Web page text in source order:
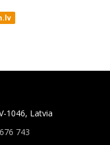
1046, Latvia
743